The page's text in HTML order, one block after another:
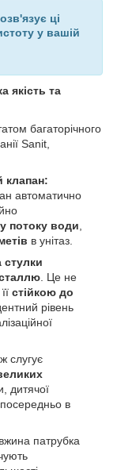
ці
у вашій
якість та
багаторічного
Sanit,
клапан:
автоматично
потоку води
в унітаз.
стулки
. Це не
стійкою до
рівень
слугує
дитячої
в
патрубка